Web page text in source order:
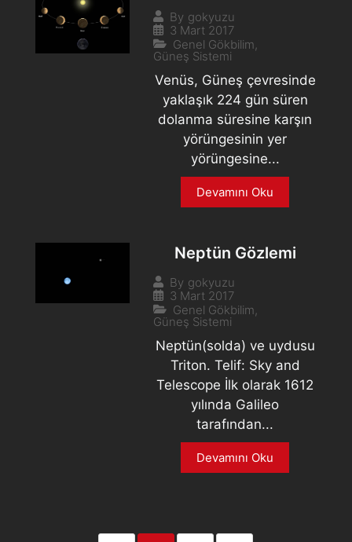
By gokyuzu
3 Mart 2017
Genel Gökbilim
Güneş Sistemi
Venüs, Güneş çevresinde
yaklaşık 224 gün süren
dolanma süresine karşın
yörüngesinin yer
yörüngesine...
Devamını Oku
Neptün Gözlemi
By gokyuzu
3 Mart 2017
Genel Gökbilim
Güneş Sistemi
Neptün(solda) ve uydusu
Triton. Telif: Sky and
Telescope İlk olarak 1612
yılında Galileo
tarafından...
Devamını Oku